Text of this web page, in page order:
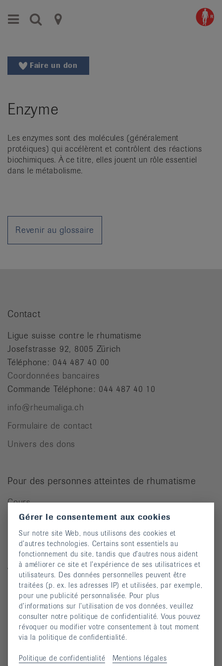
vers
au
Aller
Changer
de
Changer
de
langue:
Faire un don
Enzyme
Les enzymes sont des molécules (généralement
protéiques) qui accélèrent et contrôlent des réactions
biochimiques. À ce titre, elles jouent un rôle essentiel
dans le métabolisme.
Revenir au glossaire
Contact
Ligue suisse contre le rhumatisme
Josefstrasse 92, 8005 Zürich
Téléphone: 044 487 40 00
Coordonnées bancaires
Commande Téléphone: 044 487 40 10
info@rheumaliga.ch
Formulaire de contact
Univers des dons
Pour des personnes atteintes de rhumatisme
Cours
Manifestations
Prévention des chutes
Publications
Vidéos
Lettre d’information
Moyens auxiliaires
Maladies rhumatismales
Arthrite
Menu Recherche
Ligues
contre
le
nationales
de
Gérer le consentement aux cookies
Sur notre site Web, nous utilisons des cookies et
d’autres technologies. Certains sont essentiels au
fonctionnement du site, tandis que d’autres nous aident
à améliorer ce site et l’expérience de ses utilisatrices et
utilisateurs. Des données personnelles peuvent être
traitées (p. ex. les adresses IP) et utilisées, par exemple,
pour une publicité personnalisée. Pour plus
d’informations sur l’utilisation de vos données, veuillez
consulter notre politique de confidentialité. Vous pouvez
révoquer ou modifier votre consentement à tout moment
via la politique de confidentialité.
Politique de confidentialité Mentions légales